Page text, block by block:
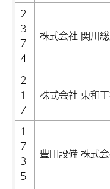
2
3
7
4
株式会社 関川
2
1
7
株式会社 東和
1
7
3
5
豊田設備 株式